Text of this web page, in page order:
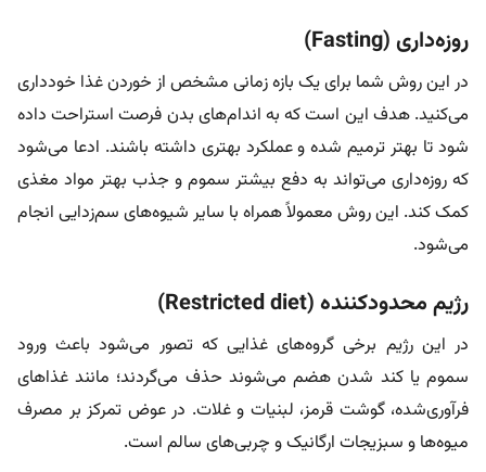
روزه‌داری (Fasting)
در این روش شما برای یک بازه زمانی مشخص از خوردن غذا خودداری
می‌کنید. هدف این است که به اندام‌های بدن فرصت استراحت داده
شود تا بهتر ترمیم شده و عملکرد بهتری داشته باشند. ادعا می‌شود
که روزه‌داری می‌تواند به دفع بیشتر سموم و جذب بهتر مواد مغذی
کمک کند. این روش معمولاً همراه با سایر شیوه‌های سم‌زدایی انجام
می‌شود.
رژیم محدودکننده (Restricted diet)
در این رژیم برخی گروه‌های غذایی که تصور می‌شود باعث ورود
سموم یا کند شدن هضم می‌شوند حذف می‌گردند؛ مانند غذاهای
فرآوری‌شده، گوشت قرمز، لبنیات و غلات. در عوض تمرکز بر مصرف
میوه‌ها و سبزیجات ارگانیک و چربی‌های سالم است.